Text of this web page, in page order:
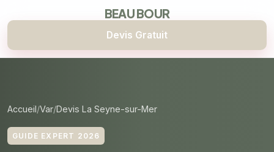
BEAU BOUR
Devis Gratuit
Accueil Var Devis La Seyne-sur-Mer
GUIDE EXPERT 2026